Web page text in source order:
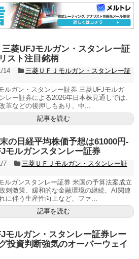
三菱UFJモルガン・スタンレー証
スト注目銘柄
14
三菱ＵＦＪモルガン・スタンレー証
ルガン・スタンレー証券 三菱UFJモルガ
レー証券による2026年日本株見通しでは、
革などの後押しもあり、中...
記事を読む
の日経平均株価予想は61000円-
モルガンスタンレー証券
7
三菱ＵＦＪモルガン・スタンレー証
ルガンスタンレー証券 米国の予算法案成立
刺激策、緩和的な金融環境の継続、AI関連
に伴う生産性向上など、ファ...
記事を読む
モルガン・スタンレー証券レー
投資判断強気のオーバーウェイ